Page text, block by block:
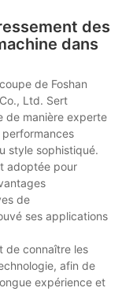
des
dans
de Foshan
Ltd. Sert
de manière experte
style sophistiqué.
adoptée pour
de
ses applications
de connaître les
afin de
expérience et